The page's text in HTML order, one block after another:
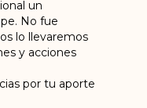
un
No fue
lo llevaremos
y acciones
por tu aporte